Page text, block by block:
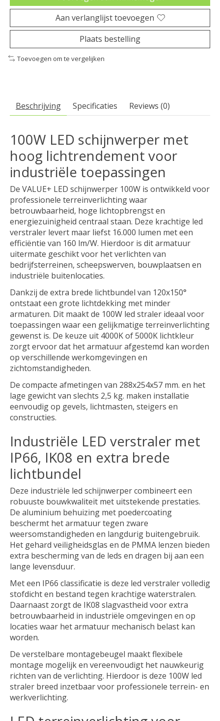
Aan verlanglijst toevoegen
Plaats bestelling
Toevoegen om te vergelijken
Beschrijving Specificaties Reviews (0)
100W LED schijnwerper met
hoog lichtrendement voor
industriële toepassingen
De VALUE+ LED schijnwerper 100W is ontwikkeld voor
professionele terreinverlichting waar
betrouwbaarheid, hoge lichtopbrengst en
energiezuinigheid centraal staan. Deze krachtige led
verstraler levert maar liefst 16.000 lumen met een
efficiëntie van 160 lm/W. Hierdoor is dit armatuur
uitermate geschikt voor het verlichten van
bedrijfsterreinen, scheepswerven, bouwplaatsen en
industriële buitenlocaties.
Dankzij de extra brede lichtbundel van 120x150°
ontstaat een grote lichtdekking met minder
armaturen. Dit maakt de 100W led straler ideaal voor
toepassingen waar een gelijkmatige terreinverlichting
gewenst is. De keuze uit 4000K of 5000K lichtkleur
zorgt ervoor dat het armatuur afgestemd kan worden
op verschillende werkomgevingen en
zichtomstandigheden.
De compacte afmetingen van 288x254x57 mm. en het
lage gewicht van slechts 2,5 kg. maken installatie
eenvoudig op gevels, lichtmasten, steigers en
constructies.
Industriële LED verstraler met
IP66, IK08 en extra brede
lichtbundel
Deze industriële led schijnwerper combineert een
robuuste bouwkwaliteit met uitstekende prestaties.
De aluminium behuizing met poedercoating
beschermt het armatuur tegen zware
weersomstandigheden en langdurig buitengebruik.
Het gehard veiligheidsglas en de PMMA lenzen bieden
extra bescherming van de leds en dragen bij aan een
lange levensduur.
Met een IP66 classificatie is deze led verstraler volledig
stofdicht en bestand tegen krachtige waterstralen.
Daarnaast zorgt de IK08 slagvastheid voor extra
betrouwbaarheid in industriële omgevingen en op
locaties waar het armatuur mechanisch belast kan
worden.
De verstelbare montagebeugel maakt flexibele
montage mogelijk en vereenvoudigt het nauwkeurig
richten van de verlichting. Hierdoor is deze 100W led
straler breed inzetbaar voor professionele terrein- en
werkverlichting.